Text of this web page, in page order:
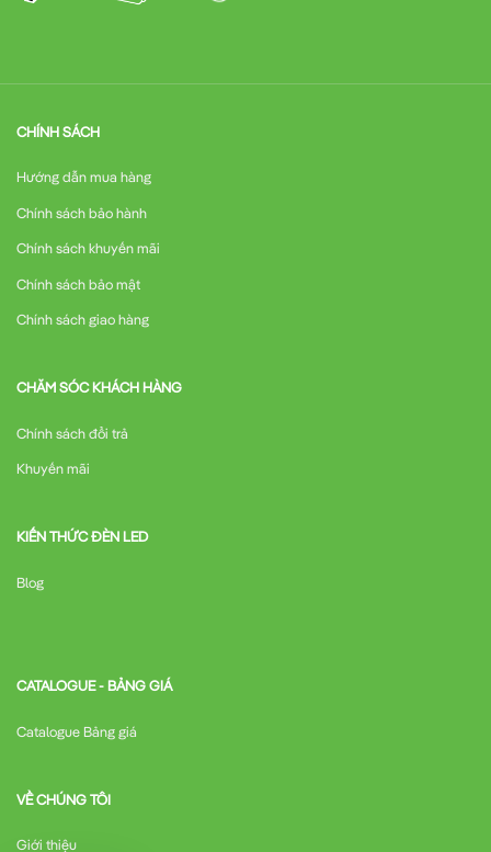
CHÍNH SÁCH
Hướng dẫn mua hàng
Chính sách bảo hành
Chính sách khuyến mãi
Chính sách bảo mật
Chính sách giao hàng
CHĂM SÓC KHÁCH HÀNG
Chính sách đổi trả
Khuyến mãi
KIẾN THỨC ĐÈN LED
Blog
CATALOGUE - BẢNG GIÁ
Catalogue Bảng giá
VỀ CHÚNG TÔI
Giới thiệu